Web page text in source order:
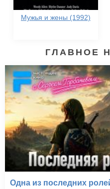
Мужья и жены (1992)
ГЛАВНОЕ
Одна из последних